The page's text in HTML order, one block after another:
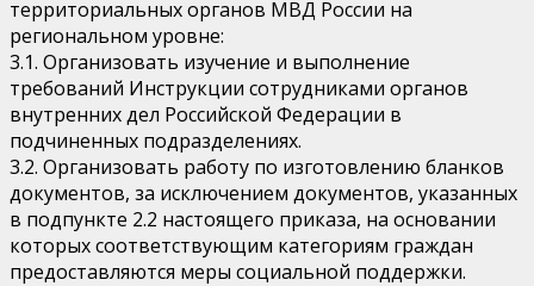
территориальных органов МВД России на
региональном уровне:
3.1. Организовать изучение и выполнение
требований Инструкции сотрудниками органов
внутренних дел Российской Федерации в
подчиненных подразделениях.
3.2. Организовать работу по изготовлению бланков
документов, за исключением документов, указанных
в подпункте 2.2 настоящего приказа, на основании
которых соответствующим категориям граждан
предоставляются меры социальной поддержки.